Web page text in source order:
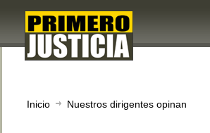
Inicio Nuestros dirigentes opinan